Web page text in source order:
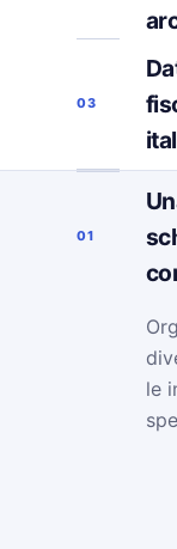
03
01
le